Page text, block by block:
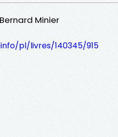
Minier
pl/livres/140345/915